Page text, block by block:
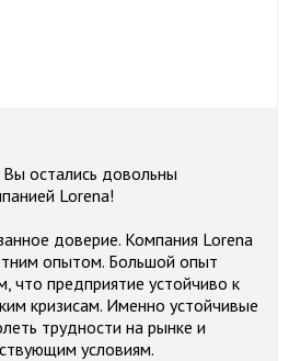
остались довольны
Lorena!
доверие. Компания Lorena
опытом. Большой опыт
что предприятие устойчиво к
кризисам. Именно устойчивые
трудности на рынке и
условиям.